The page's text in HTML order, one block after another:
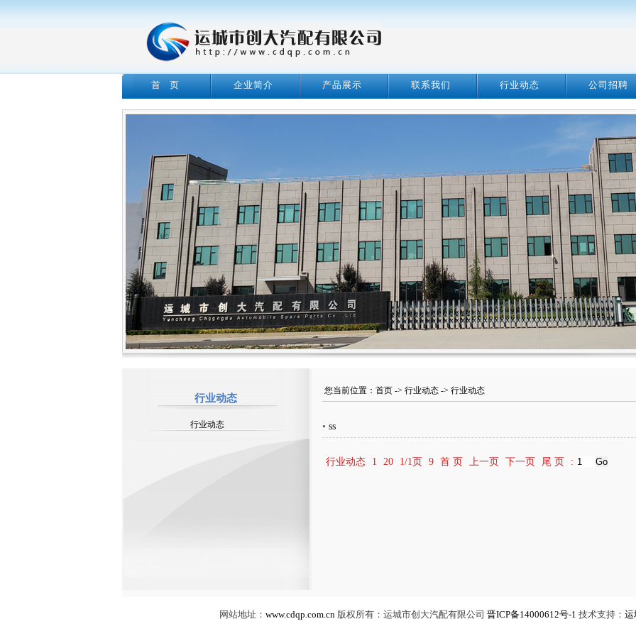
首 页 企业简介 产品展示 联系我们 行业动态 公司招聘
行业动态
行业动态
您当前位置： 首页 -> 行业动态 -> 行业动态
• ss
行业动态 1 20 1/1页 9 首 页 上一页 下一页 尾 页 :
网站地址： www.cdqp.com.cn版权所有：运城市创大汽配有限公司 晋ICP备14000612号-1 技术支持： 运